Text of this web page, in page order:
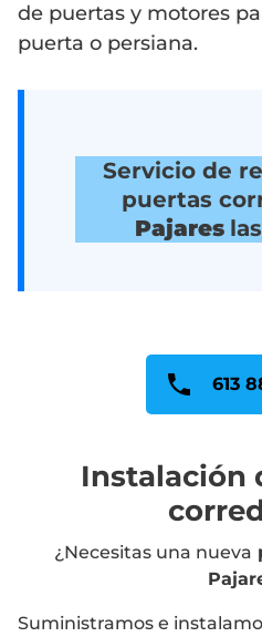
de puertas y motores
puerta o persiana.
Servicio de
puertas
Pajares
613
Instalación
¿Necesitas una nueva
Suministramos e